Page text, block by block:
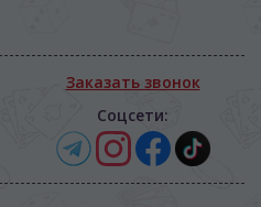
Заказать звонок
Соцсети: